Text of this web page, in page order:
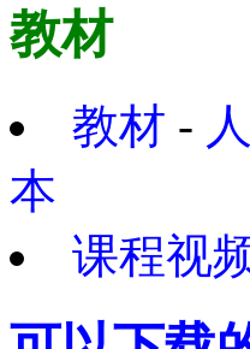
教材
教材 -
本
课程视